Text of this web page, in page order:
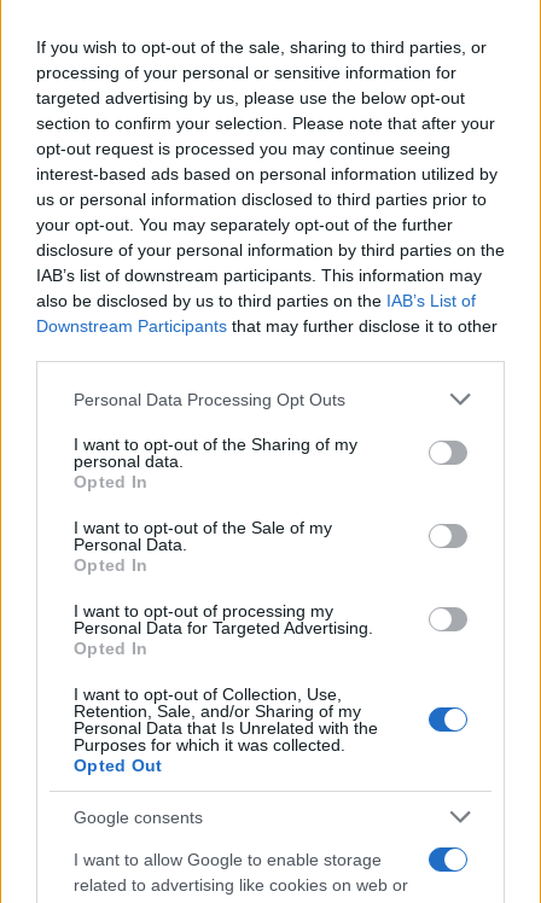
If you wish to opt-out of the sale, sharing to third parties, or
processing of your personal or sensitive information for
targeted advertising by us, please use the below opt-out
section to confirm your selection. Please note that after your
opt-out request is processed you may continue seeing
interest-based ads based on personal information utilized by
us or personal information disclosed to third parties prior to
your opt-out. You may separately opt-out of the further
disclosure of your personal information by third parties on the
IAB’s list of downstream participants. This information may
also be disclosed by us to third parties on the IAB’s List of
Downstream Participants that may further disclose it to other
Please note that this website/app uses one or more Google
not limited to your visit or usage behaviour. You may click to
grant or deny consent to Google and its third-party tags to
use your data for below specified purposes in below Google
consent section.
Personal Data Processing Opt Outs
I want to opt-out of the Sharing of my
personal data.
Opted In
I want to opt-out of the Sale of my
Personal Data.
Opted In
I want to opt-out of processing my
Personal Data for Targeted Advertising.
Opted In
I want to opt-out of Collection, Use,
Retention, Sale, and/or Sharing of my
Personal Data that Is Unrelated with the
Purposes for which it was collected.
Opted Out
Google consents
I want to allow Google to enable storage
related to advertising like cookies on web or
2000 /2000
Υποβολή σχολίου
Όροι Χρήσης. Το site προστατεύεται από reCAPTCHA, ισχύουν
Πολιτική Απορρήτου&Όροι Χρήσηςτης Google.
Ελλάδα
ΑΣΤΥΝΟΜΙΑ
ΕΙΡΗΝΗ ΜΟΥΡΤΖΟΥΚΟΥ
ενημερωθείτε πρώτοι για όλη την ειδησεογραφία και τα
τελευταία νέα
Πιο δημοφιλή
Κωνσταντίνος Αργυρός και Αλεξάνδρα
Νίκα κάνουν διακοπές με πολυτελές γιοτ
με τα δύο παιδιά τους
Η Άννα Βίσση ξετρελάθηκε με μπάντα που
έπαιζε Τσιτσάνη στο Φισκάρδο και τους
πρότεινε συνεργασία
Θρήνος για τον Λιονέλ Μέσι – Πέθανε ο
πατέρας του, Χόρχε